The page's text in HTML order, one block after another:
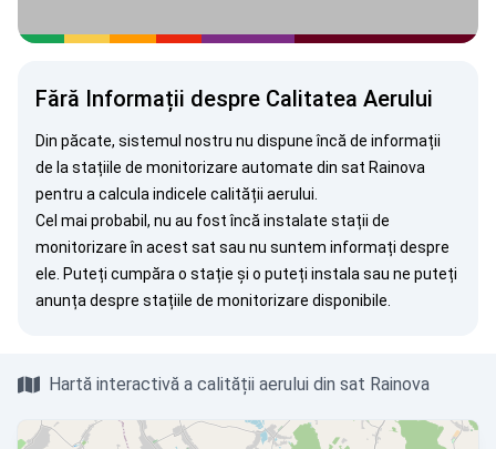
Fără Informații despre Calitatea Aerului
Din păcate, sistemul nostru nu dispune încă de informații
de la stațiile de monitorizare automate din sat Rainova
pentru a calcula indicele calității aerului.
Cel mai probabil, nu au fost încă instalate stații de
monitorizare în acest sat sau nu suntem informați despre
ele. Puteți cumpăra o stație și o puteți instala sau ne puteți
anunța despre stațiile de monitorizare disponibile.
Hartă interactivă a calității aerului din sat Rainova